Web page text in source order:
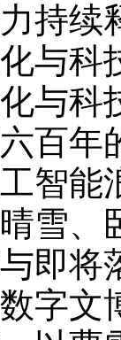
持续
科
科
百年
智能
雪、
即将
字文